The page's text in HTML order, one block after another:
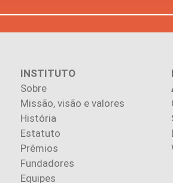
INSTITUTO
Sobre
Missão, visão e valores
História
Estatuto
Prêmios
Fundadores
Equipes